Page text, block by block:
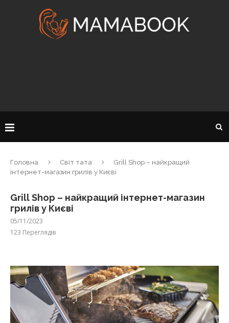
Головна Світ тата
Grill Shop – найкращий
інтернет-магазин грилів у Києві
Grill Shop – найкращий інтернет-магазин
грилів у Києві
05/11/2023
123 Переглядів